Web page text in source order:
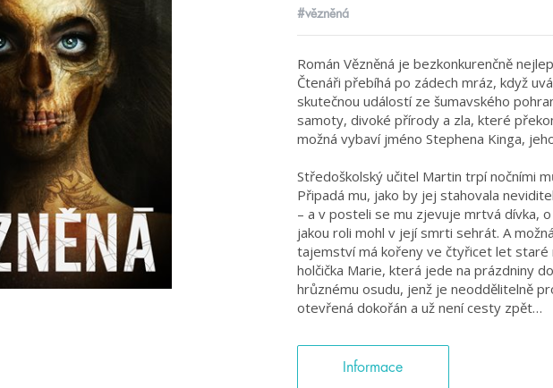
#vězněná
Román Vězněná je bezkonkurenčně
Čtenáři přebíhá po zádech mráz, když
skutečnou událostí ze šumavského
samoty, divoké přírody a zla, které
možná vybaví jméno Stephena Kinga,
Středoškolský učitel Martin trpí nočními
Připadá mu, jako by jej stahovala
– a v posteli se mu zjevuje mrtvá dívka,
jakou roli mohl v její smrti sehrát. A
tajemství má kořeny ve čtyřicet let staré
holčička Marie, která jede na prázdniny
hrůznému osudu, jenž je neoddělitelně
otevřená dokořán a už není cesty zpět…
Informace